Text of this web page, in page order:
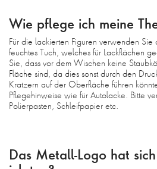
Wie pflege ich meine
Für die lackierten Figuren verwenden Sie
feuchtes Tuch, welches für Lackflächen
Sie, dass vor dem Wischen keine
Fläche sind, da dies sonst durch den
Kratzern auf der Oberfläche führen
Pflegehinweise wie für Autolacke. Bitte
Polierpasten, Schleifpapier etc.
Das Metall-Logo hat